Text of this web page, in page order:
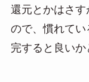
還元とかはさ
ので、慣れて
完すると良いか